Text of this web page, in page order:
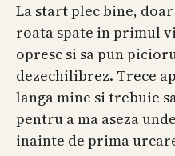
La start plec bine,
roata spate in primul
opresc si sa pun
dezechilibrez. Trece
langa mine si trebuie
pentru a ma aseza
inainte de prima